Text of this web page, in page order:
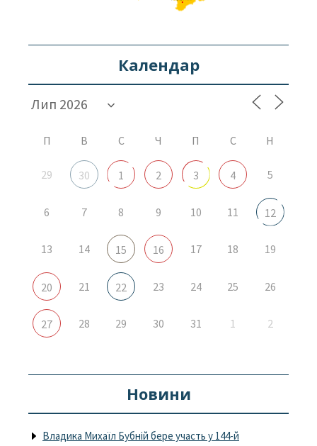
Календар
П В С Ч П С Н
29 30 1 2 3 4 5
6 7 8 9 10 11 12
13 14 15 16 17 18 19
20 21 22 23 24 25 26
27 28 29 30 31 1 2
Новини
Владика Михаїл Бубній бере участь у 144-й